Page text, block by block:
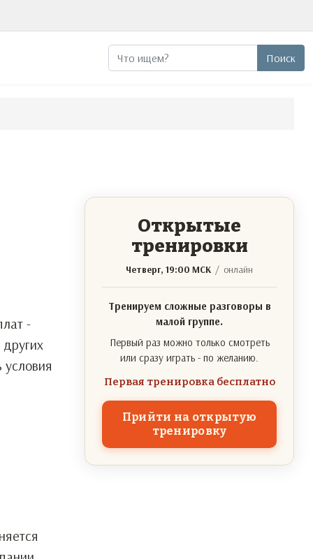
Поиск Поиск
-
Открытые
тренировки
Четверг, 19:00 МСК / онлайн
Тренируем сложные разговоры в
малой группе.
Первый раз можно только смотреть
или сразу играть - по желанию.
Первая тренировка бесплатно
Прийти на открытую
тренировку